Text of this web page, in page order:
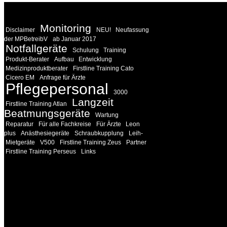
Disclaimer Monitoring NEU!
Neufassung
der MPBetreibV
ab Januar 2017
Notfallgeräte Schulung
Training
Produkt-Berater
Aufbau
Entwicklung
Medizinproduktberater
Firstline Training Cato
Cicero EM
Anfrage für Ärzte
Pflegepersonal
3000
Firstline Training Atlan
Langzeit
Beatmungsgeräte
Wartung
Reparatur
Für alle Fachkreise Für Ärzte
Leon
plus
Anästhesiegeräte Schraubkupplung
Leih-
Mietgeräte
V500 Firstline Training Zeus
Partner
Firstline Training Perseus
Links